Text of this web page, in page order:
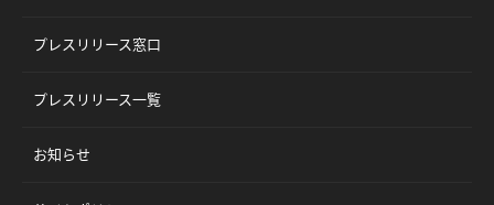
プレスリリース窓口
プレスリリース一覧
お知らせ